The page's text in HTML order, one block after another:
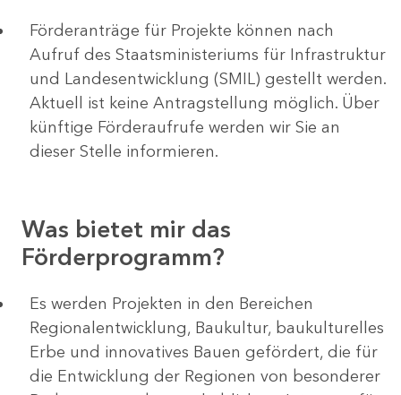
Förderanträge für Projekte können nach
Aufruf des Staatsministeriums für Infrastruktur
und Landesentwicklung (SMIL) gestellt werden.
Aktuell ist keine Antragstellung möglich. Über
künftige Förderaufrufe werden wir Sie an
dieser Stelle informieren.
Was bietet mir das
Förderprogramm?
Es werden Projekten in den Bereichen
Regionalentwicklung, Baukultur, baukulturelles
Erbe und innovatives Bauen gefördert, die für
die Entwicklung der Regionen von besonderer